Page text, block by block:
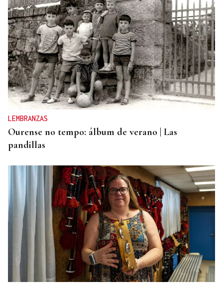
LEMBRANZAS
Ourense no tempo: álbum de verano | Las
pandillas